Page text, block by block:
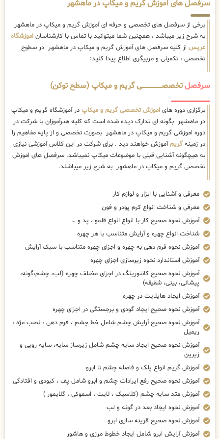
سرفصل های اموزش گریم و میکاپ در ماهشهر
برخی از سرفصل های تخصصی و حرفه ای آموزش گریم و میکاپ در ماهشهر
به شرح زیر میباشد ، همچنین شما میتوانید با تماس با کارشناسان اموزشگاه
عریس از کلیه سرفصل های آموزش گریم و میکاپ در ماهشهر در سطوح
تخصصی ، تکمیلی و مربیگری اطلاع پیدا کنید:
سرفصلتخصصــــــــــــــــــــی گریم و میکاپ (سطح توکن)
برگزاری دوره های اموزش تخصصی گریم و میکاپ در آموزشگاه گریم و میکاپ
در ماهشهر بگونه ای تدارک دیده شده است که کلیه هنرآموزان با شرکت در
دوره اموزشی گریم و میکاپ در ماهشهر بصورت تخصصی و از پایه مفاهیم را
در زمینه گریمآموزش خواهند دید . برای شرکت در این کلاس آموزشی نیازی
به هیچگونه آشنایی قبلی با موضوعات میکاپ نمیباشد. سرفصل های اموزش
تخصصی گریم و میکاپ در ماهشهر به شرح زیر میباشند.
معرفی و آشنایی با ابزار و لوازم کار
معرفی و شناخت انواع کرم پودر و فون
آموزش نحوه صحیح کار با انواع انواع قلمو ، پد و …
شناخت انواع چهره و آرایش متناسب با هر چهره
آموزش نحوه فرم دهی به چهره و اجزای چهره متناسب با سبک آرایش
آموزش استاندارد نحوه زیرسازی اجزای چهره
آموزش نحوه صحیح کانتورینگ در اجزای مختلف چهره (لب، چشم،گونه،
پیشانی، بینی، شقیقه)
آموزش ایجاد هایلایت در چهره
آموزش نحوه صحیح ایجاد گودی و برجستگی در اجزای چهره
آموزش نحوه صحیح آرایش چشم شامل خط چشم ، فرم دهی ، نصب مژه ،
ریمیل
آموزش نحوه صحیح ایجاد سایه چشم شامل زیرساز سایه، سایه رویی و
زیرین
آموزش گریم انواع پلک و فاصله چشم تا ابرو
آموزش نحوه صحیح رفع ایرادات چشم و ابرو شامل پف ، کبودی و افتادگی
آموزش متد سایه چشم (کلاسیک ، لایت ، اسموکی ، گلایمور )
آموزش نحوه ایجاد بعد در گونه و لب
آموزش نحوه صحیح قرینه سازی ابرو
آموزش آرایش ابرو شامل ایجاد خطوط مرزی و هاشور